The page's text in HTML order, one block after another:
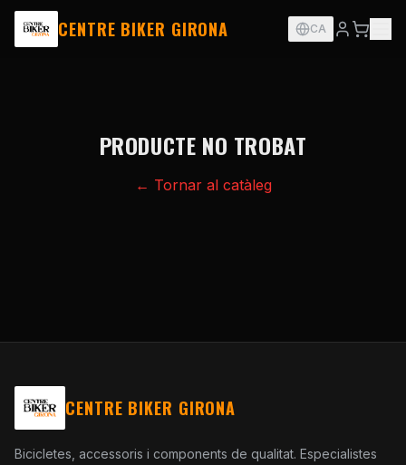
CENTRE BIKER GIRONA CA
PRODUCTE NO TROBAT
← Tornar al catàleg
CENTRE BIKER GIRONA
Bicicletes, accessoris i components de qualitat. Especialistes